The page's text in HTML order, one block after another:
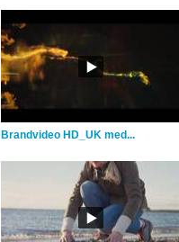
Brandvideo HD_UK med...